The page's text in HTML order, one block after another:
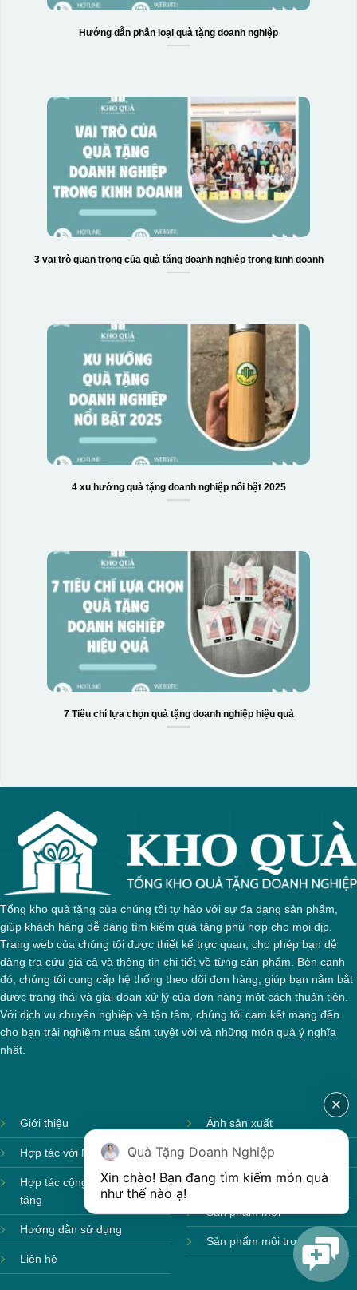
Hộp xi 3 hũ mứt
Hướng dẫn phân loại quà tặng doanh nghiệp
3 vai trò quan trọng của quà tặng doanh nghiệp trong kinh doanh
4 xu hướng quà tặng doanh nghiệp nổi bật 2025
7 Tiêu chí lựa chọn quà tặng doanh nghiệp hiệu quả
Tổng kho quà tặng của chúng tôi tự hào với sự đa dạng sản phẩm,
giúp khách hàng dễ dàng tìm kiếm quà tặng phù hợp cho mọi dịp.
Trang web của chúng tôi được thiết kế trực quan, cho phép bạn dễ
dàng tra cứu giá cả và thông tin chi tiết về từng sản phẩm. Bên cạnh
đó, chúng tôi cung cấp hệ thống theo dõi đơn hàng, giúp bạn nắm bắt
được trạng thái và giai đoạn xử lý của đơn hàng một cách thuận tiện.
Với dịch vụ chuyên nghiệp và tận tâm, chúng tôi cam kết mang đến
cho bạn trải nghiệm mua sắm tuyệt vời và những món quà ý nghĩa
nhất.
Giới thiệu
Hợp tác với Nhà cung cấp
Hợp tác cộng tác viên quà
tặng
Hướng dẫn sử dụng
Liên hệ
Ảnh sản xuất
Sản phẩm theo mùa
Sản phẩm sẵn hàng
Sản phẩm mới
Sản phẩm môi trường
Quà Tặng Doanh Nghiệp
Xin chào! Bạn đang tìm kiếm món quà
như thế nào ạ!